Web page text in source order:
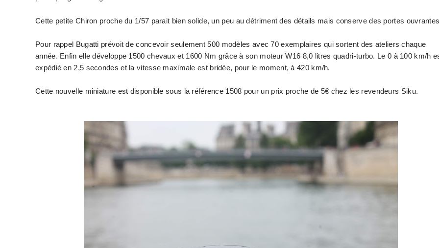
Cette petite Chiron proche du 1/57 parait bien solide, un peu au détriment des détails mais conserve des portes
Pour rappel Bugatti prévoit de concevoir seulement 500 modèles avec 70 exemplaires qui sortent des ateliers chaque
année. Enfin elle développe 1500 chevaux et 1600 Nm grâce à son moteur W16 8,0 litres quadri-turbo. Le 0 à 100 km/h
expédié en 2,5 secondes et la vitesse maximale est bridée, pour le moment, à 420 km/h.
Cette nouvelle miniature est disponible sous la référence 1508 pour un prix proche de 5€ chez les revendeurs Siku.